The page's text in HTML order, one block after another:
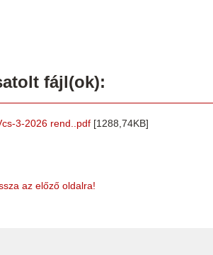
fájl(ok):
3-2026 rend..pdf [1288,74KB]
az előző oldalra!